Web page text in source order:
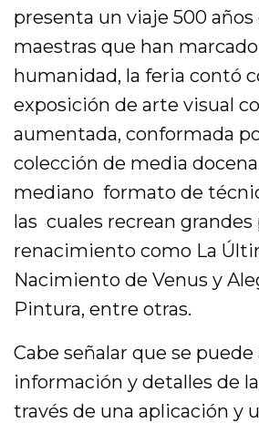
presenta un viaje 500 años
maestras que han marcado
humanidad, la feria contó
exposición de arte visual
aumentada, conformada
colección de media
mediano formato de
las cuales recrean
renacimiento como La
Nacimiento de Venus y
Pintura, entre otras.
Cabe señalar que se puede
información y detalles de
través de una aplicación y